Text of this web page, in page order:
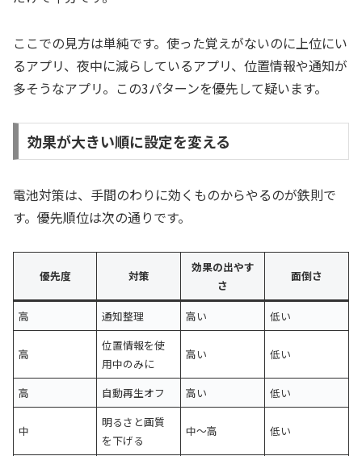
ここでの見方は単純です。使った覚えがないのに上位にい
るアプリ、夜中に減らしているアプリ、位置情報や通知が
多そうなアプリ。この3パターンを優先して疑います。
効果が大きい順に設定を変える
電池対策は、手間のわりに効くものからやるのが鉄則で
す。優先順位は次の通りです。
優先度 対策
効果の出やす
さ
面倒さ
高 通知整理 高い 低い
高
位置情報を使
用中のみに
高い 低い
高 自動再生オフ 高い 低い
中
明るさと画質
を下げる
中〜高 低い